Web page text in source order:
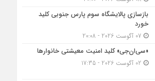
بازسازی پالایشگاه سوم پارس جنوبی کلید
خورد
«سی‌ان‌جی» کلید امنیت معیشتی خانوارها